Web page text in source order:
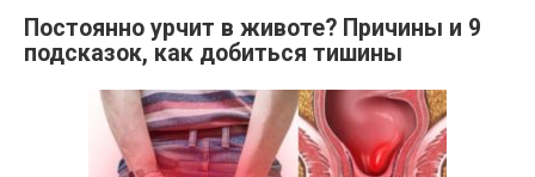
Постоянно урчит в животе? Причины и 9
подсказок, как добиться тишины